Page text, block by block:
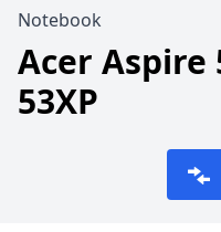
Notebook
Acer Aspire
53XP